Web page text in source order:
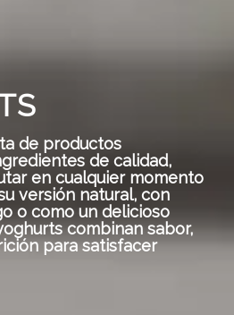
de productos
de calidad,
en cualquier momento
versión natural, con
o como un delicioso
combinan sabor,
para satisfacer